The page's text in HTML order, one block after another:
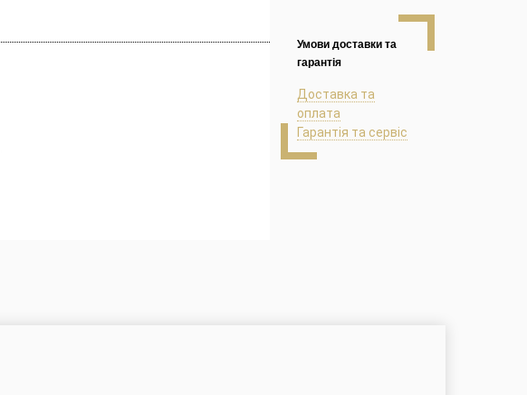
Умови доставки та
гарантія
Доставка та
оплата
Гарантія та сервіс